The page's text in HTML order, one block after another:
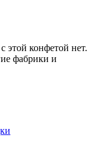
этой конфетой нет.
фабрики и